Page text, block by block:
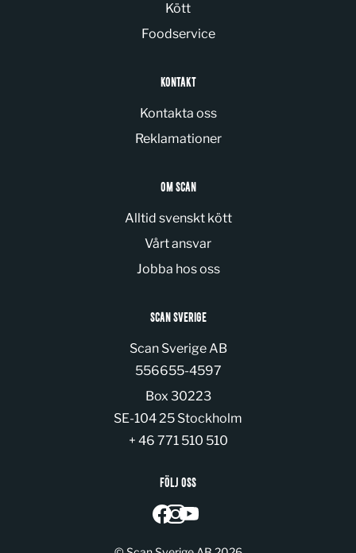
Kött
Foodservice
KONTAKT
Kontakta oss
Reklamationer
OM SCAN
Alltid svenskt kött
Vårt ansvar
Jobba hos oss
SCAN SVERIGE
Scan Sverige AB
Organization number:
556655-4597
Box 30223
SE-104 25 Stockholm
+ 46 771 510 510
FÖLJ OSS